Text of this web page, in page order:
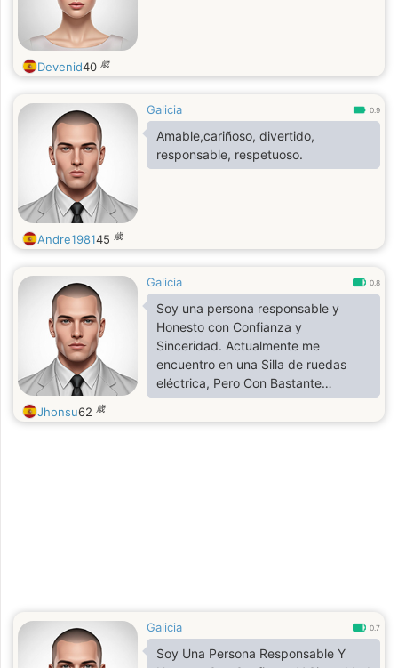
Devenid40 歳
Galicia 0.9
Amable,cariñoso, divertido,
responsable, respetuoso.
Andre198145 歳
Galicia 0.8
Soy una persona responsable y
Honesto con Confianza y
Sinceridad. Actualmente me
encuentro en una Silla de ruedas
eléctrica, Pero Con Bastante
Movilidad para todo lo Quiera hacer
y Compartir mi vida, De Corazón a
Jhonsu62 歳
Galicia 0.7
Soy Una Persona Responsable Y